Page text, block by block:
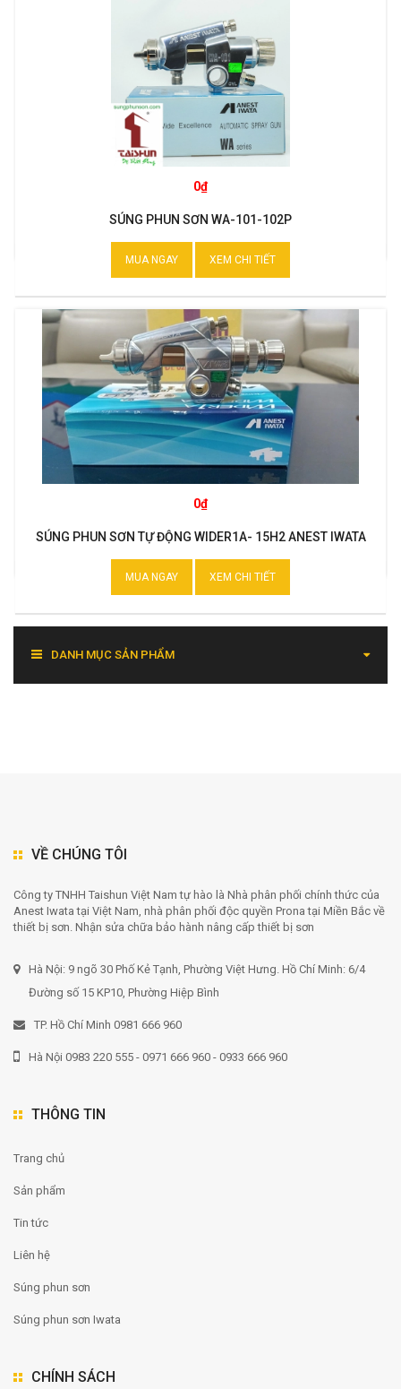
0₫
SÚNG PHUN SƠN WA-101-102P
MUA NGAY XEM CHI TIẾT
0₫
SÚNG PHUN SƠN TỰ ĐỘNG WIDER1A- 15H2 ANEST IWATA
MUA NGAY XEM CHI TIẾT
DANH MỤC SẢN PHẨM
VỀ CHÚNG TÔI
Công ty TNHH Taishun Việt Nam tự hào là Nhà phân phối chính thức của
Anest Iwata tại Việt Nam, nhà phân phối độc quyền Prona tại Miền Bắc về
thiết bị sơn. Nhận sửa chữa bảo hành nâng cấp thiết bị sơn
Hà Nội: 9 ngõ 30 Phố Kẻ Tạnh, Phường Việt Hưng. Hồ Chí Minh: 6/4
Đường số 15 KP10, Phường Hiệp Bình
TP. Hồ Chí Minh 0981 666 960
Hà Nội 0983 220 555 - 0971 666 960 - 0933 666 960
THÔNG TIN
Trang chủ
Sản phẩm
Tin tức
Liên hệ
Súng phun sơn
Súng phun sơn Iwata
CHÍNH SÁCH